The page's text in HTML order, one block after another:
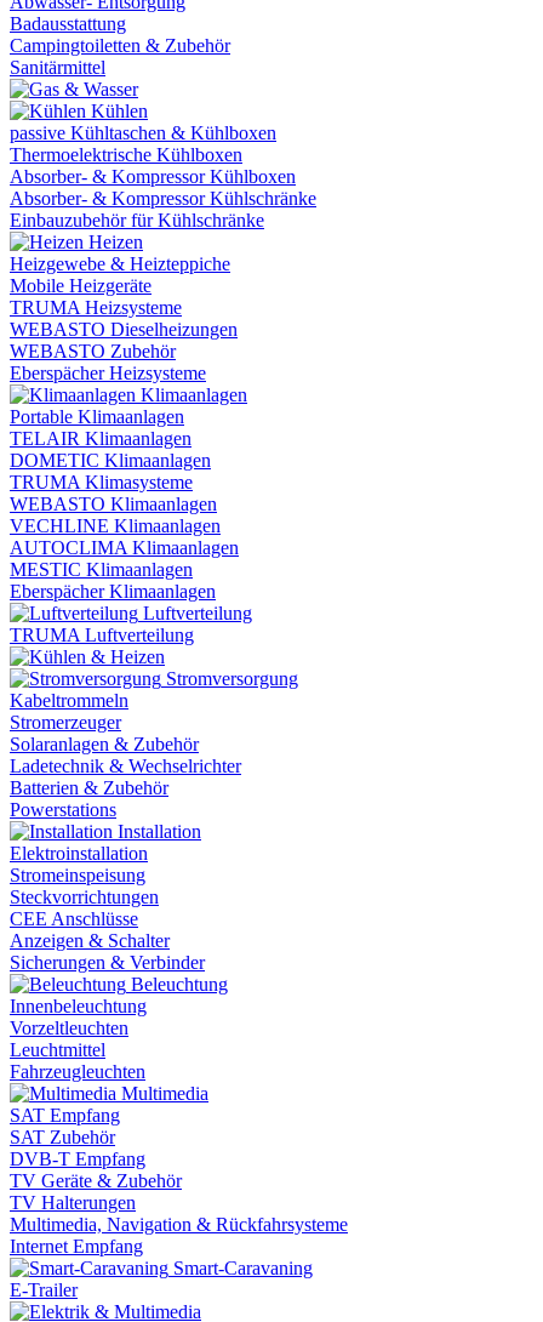
Badausstattung
Campingtoiletten & Zubehör
Sanitärmittel
Kühlen
passive Kühltaschen & Kühlboxen
Thermoelektrische Kühlboxen
Absorber- & Kompressor Kühlboxen
Absorber- & Kompressor Kühlschränke
Einbauzubehör für Kühlschränke
Heizen
Heizgewebe & Heizteppiche
Mobile Heizgeräte
TRUMA Heizsysteme
WEBASTO Dieselheizungen
WEBASTO Zubehör
Eberspächer Heizsysteme
Klimaanlagen
Portable Klimaanlagen
TELAIR Klimaanlagen
DOMETIC Klimaanlagen
TRUMA Klimasysteme
WEBASTO Klimaanlagen
VECHLINE Klimaanlagen
AUTOCLIMA Klimaanlagen
MESTIC Klimaanlagen
Eberspächer Klimaanlagen
Luftverteilung
TRUMA Luftverteilung
Stromversorgung
Kabeltrommeln
Stromerzeuger
Solaranlagen & Zubehör
Ladetechnik & Wechselrichter
Batterien & Zubehör
Powerstations
Installation
Elektroinstallation
Stromeinspeisung
Steckvorrichtungen
CEE Anschlüsse
Anzeigen & Schalter
Sicherungen & Verbinder
Beleuchtung
Innenbeleuchtung
Vorzeltleuchten
Leuchtmittel
Fahrzeugleuchten
Multimedia
SAT Empfang
SAT Zubehör
DVB-T Empfang
TV Geräte & Zubehör
TV Halterungen
Multimedia, Navigation & Rückfahrsysteme
Internet Empfang
Smart-Caravaning
E-Trailer